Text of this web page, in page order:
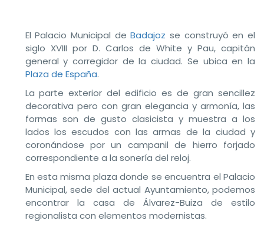
El Palacio Municipal deBadajoz se construyó en el
siglo XVIII por D. Carlos de White y Pau, capitán
general y corregidor de la ciudad. Se ubica en la
Plaza de España.
La parte exterior del edificio es de gran sencillez
decorativa pero con gran elegancia y armonía, las
formas son de gusto clasicista y muestra a los
lados los escudos con las armas de la ciudad y
coronándose por un campanil de hierro forjado
correspondiente a la sonería del reloj.
En esta misma plaza donde se encuentra el Palacio
Municipal, sede del actual Ayuntamiento, podemos
encontrar la casa de Álvarez-Buiza de estilo
regionalista con elementos modernistas.